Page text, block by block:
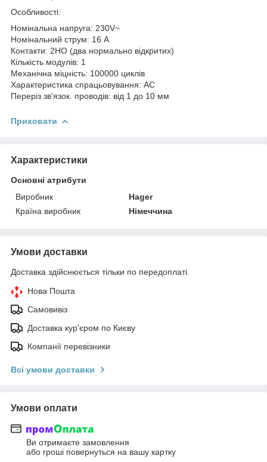
Особливості:
Номінальна напруга: 230V~
Номінальний струм: 16 А
Контакти: 2НО (два нормально відкритих)
Кількість модулів: 1
Механічна міцність: 100000 циклів
Характеристика спрацьовування: АС
Переріз зв'язок. проводів: від 1 до 10 мм
Приховати
Характеристики
Основні атрибути
Виробник
Hager
Країна виробник
Німеччина
Умови доставки
Доставка здійснюється тільки по передоплаті.
Нова Пошта
Самовивіз
Доставка кур'єром по Києву
Компанії перевізники
Всі умови доставки
Умови оплати
Ви отримаєте замовлення
або гроші повернуться на вашу картку